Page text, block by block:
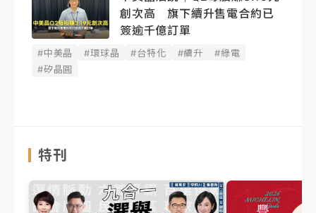
創次高 旗下續升售電合約已
簽逾千億訂單
#中美晶 #環球晶 #台特化 #續升
#綠電
#矽晶圓
特刊